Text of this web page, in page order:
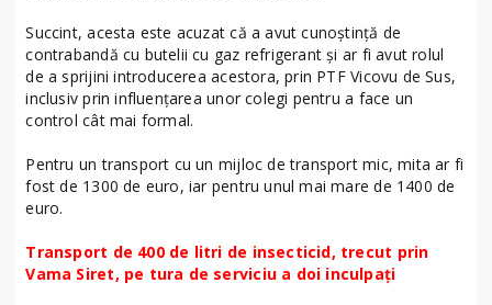
Succint, acesta este acuzat că a avut cunoștință de
contrabandă cu butelii cu gaz refrigerant și ar fi avut rolul
de a sprijini introducerea acestora, prin PTF Vicovu de Sus,
inclusiv prin influențarea unor colegi pentru a face un
control cât mai formal.
Pentru un transport cu un mijloc de transport mic, mita ar fi
fost de 1300 de euro, iar pentru unul mai mare de 1400 de
euro.
Transport de 400 de litri de insecticid, trecut prin
Vama Siret, pe tura de serviciu a doi inculpați